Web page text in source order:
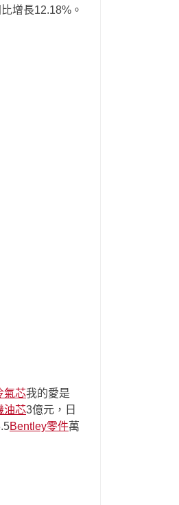
增長12.18%。
氣芯我的愛是
油芯3億元，日
Bentley零件萬